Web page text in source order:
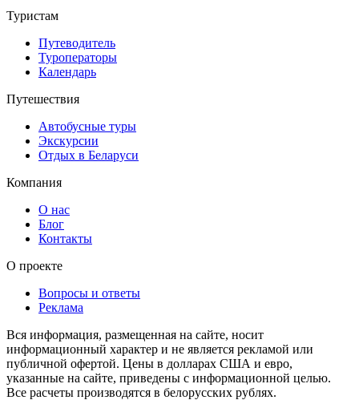
Туристам
Путеводитель
Туроператоры
Календарь
Путешествия
Автобусные туры
Экскурсии
Отдых в Беларуси
Компания
О нас
Блог
Контакты
О проекте
Вопросы и ответы
Реклама
Вся информация, размещенная на сайте, носит
информационный характер и не является рекламой или
публичной офертой. Цены в долларах США и евро,
указанные на сайте, приведены с информационной целью.
Все расчеты производятся в белорусских рублях.